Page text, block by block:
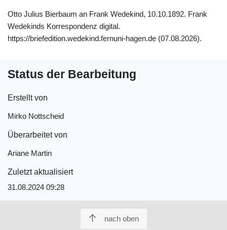
Otto Julius Bierbaum an Frank Wedekind, 10.10.1892. Frank
Wedekinds Korrespondenz digital.
https://briefedition.wedekind.fernuni-hagen.de (07.08.2026).
Status der Bearbeitung
Erstellt von
Mirko Nottscheid
Überarbeitet von
Ariane Martin
Zuletzt aktualisiert
31.08.2024 09:28
nach oben